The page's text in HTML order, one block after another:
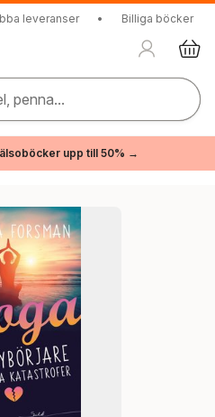
leveranser • Billiga böcker
penna...
upp till 50% →